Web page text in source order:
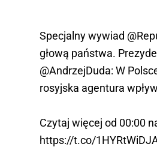
Specjalny wywiad
głową państwa.
@AndrzejDuda: W
rosyjska agentura
Czytaj więcej od 00:00
https://t.co/